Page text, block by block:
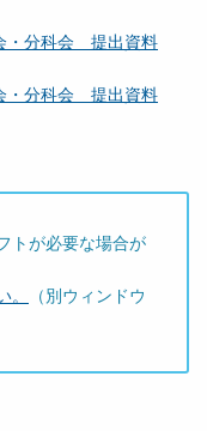
・分科会 提出資料
・分科会 提出資料
トが必要な場合が
（別ウィンドウ